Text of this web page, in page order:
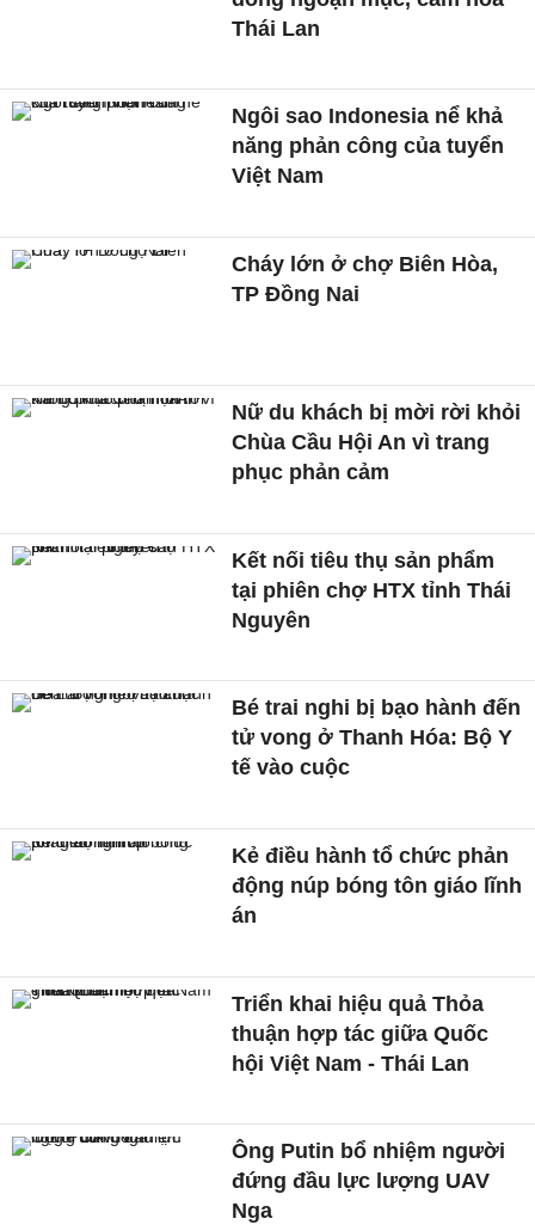
Thái Lan
Ngôi sao Indonesia nể khả
năng phản công của tuyển
Việt Nam
Cháy lớn ở chợ Biên Hòa,
TP Đồng Nai
Nữ du khách bị mời rời khỏi
Chùa Cầu Hội An vì trang
phục phản cảm
Kết nối tiêu thụ sản phẩm
tại phiên chợ HTX tỉnh Thái
Nguyên
Bé trai nghi bị bạo hành đến
tử vong ở Thanh Hóa: Bộ Y
tế vào cuộc
Kẻ điều hành tổ chức phản
động núp bóng tôn giáo lĩnh
án
Triển khai hiệu quả Thỏa
thuận hợp tác giữa Quốc
hội Việt Nam - Thái Lan
Ông Putin bổ nhiệm người
đứng đầu lực lượng UAV
Nga